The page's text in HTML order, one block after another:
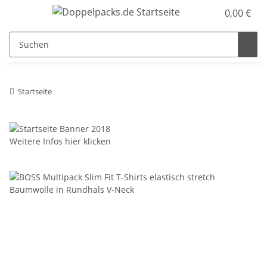
0,00 €
Startseite
Weitere Infos hier klicken